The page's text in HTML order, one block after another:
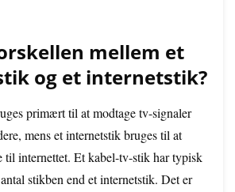
mellem et
og et internetstik?
primært til at modtage tv-signaler
mens et internetstik bruges til at
til internettet. Et kabel-tv-stik har typisk
stikben end et internetstik. Det er